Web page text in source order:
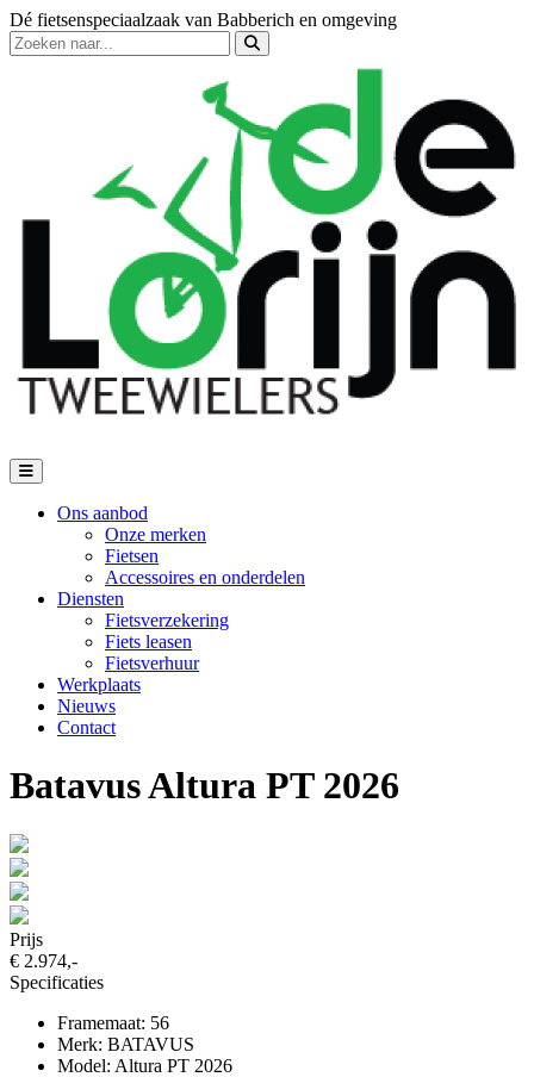
Dé fietsenspeciaalzaak van Babberich en omgeving
Ons aanbod
Onze merken
Fietsen
Accessoires en onderdelen
Diensten
Fietsverzekering
Fiets leasen
Fietsverhuur
Werkplaats
Nieuws
Contact
Batavus Altura PT 2026
Prijs
€ 2.974,-
Specificaties
Framemaat: 56
Merk: BATAVUS
Model: Altura PT 2026